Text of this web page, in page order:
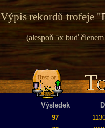
Výpis rekordů trofeje "
(alespoň 5x buď
Výsledek
97